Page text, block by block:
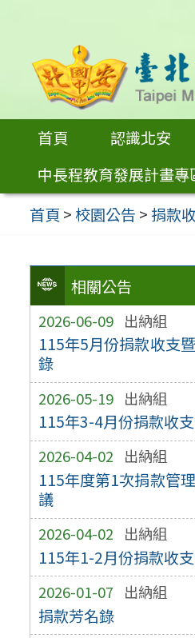
內
首頁 認識北安
中長程教育發展計畫專
首頁 >校園公告 >捐款
相關公告
2026-06-09 出納組
115年5月份捐款收支
錄
2026-05-19 出納組
115年3-4月份捐款收
2026-04-02 出納組
115年度第1次捐款管
議
2026-04-02 出納組
115年1-2月份捐款收
2026-01-07 出納組
捐款芳名錄